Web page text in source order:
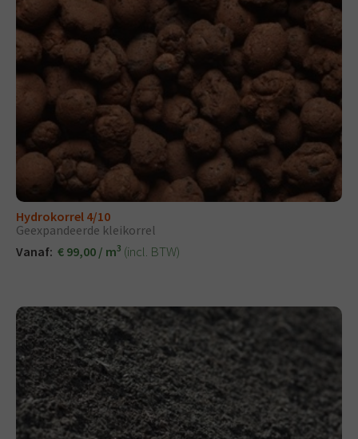
Hydrokorrel 4/10
Geexpandeerde kleikorrel
Vanaf: € 99,00 / m3 (incl. BTW)